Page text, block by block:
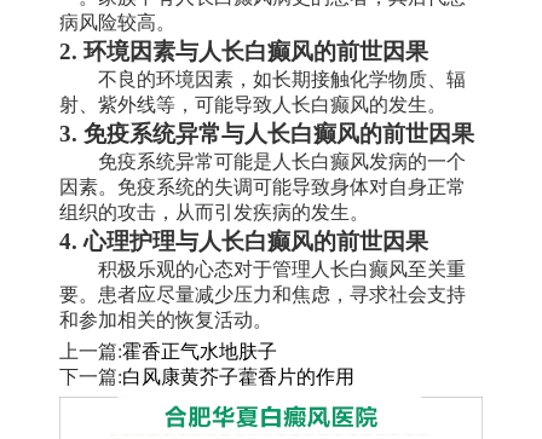
病风险较高。
2. 环境因素与人长白癫风的前世因果
不良的环境因素，如长期接触化学物质、辐
射、紫外线等，可能导致人长白癫风的发生。
3. 免疫系统异常与人长白癫风的前世因果
免疫系统异常可能是人长白癫风发病的一个
因素。免疫系统的失调可能导致身体对自身正常
组织的攻击，从而引发疾病的发生。
4. 心理护理与人长白癫风的前世因果
积极乐观的心态对于管理人长白癫风至关重
要。患者应尽量减少压力和焦虑，寻求社会支持
和参加相关的恢复活动。
上一篇:霍香正气水地肤子
下一篇:白风康黄芥子藿香片的作用